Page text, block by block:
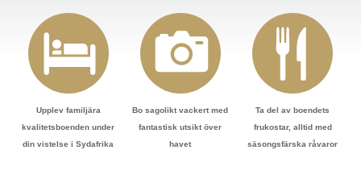
Upplev familjära
kvalitetsboenden under
din vistelse i Sydafrika
Bo sagolikt vackert med
fantastisk utsikt över
havet
Ta del av boendets
frukostar, alltid med
säsongsfärska råvaror